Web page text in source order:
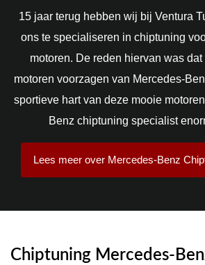
15 jaar terug hebben wij bij Ventura
ons te specialiseren in chiptuning
motoren. De reden hiervan was
motoren voorzagen van Mercedes-
sportieve hart van deze mooie
Benz chiptuning specialist
Lees meer over Mercedes-Benz
Chiptuning Mercedes-